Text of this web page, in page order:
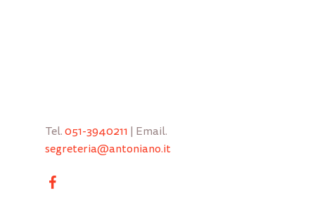
Tel. 051-3940211 | Email.
segreteria@antoniano.it